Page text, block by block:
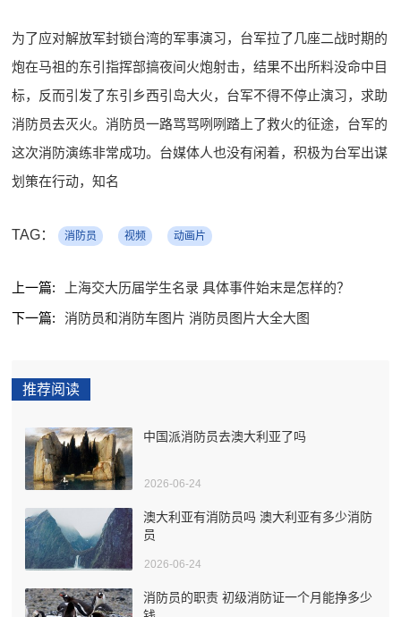
为了应对解放军封锁台湾的军事演习，台军拉了几座二战时期的
炮在马祖的东引指挥部搞夜间火炮射击，结果不出所料没命中目
标，反而引发了东引乡西引岛大火，台军不得不停止演习，求助
消防员去灭火。消防员一路骂骂咧咧踏上了救火的征途，台军的
这次消防演练非常成功。台媒体人也没有闲着，积极为台军出谋
划策在行动，知名
TAG： 消防员 视频 动画片
上一篇:
上海交大历届学生名录 具体事件始末是怎样的？
下一篇:
消防员和消防车图片 消防员图片大全大图
推荐阅读
中国派消防员去澳大利亚了吗
2026-06-24
澳大利亚有消防员吗 澳大利亚有多少消防
员
2026-06-24
消防员的职责 初级消防证一个月能挣多少